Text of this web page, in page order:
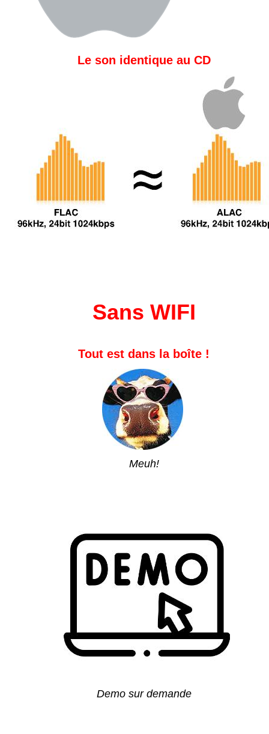
Sans WIFI
Tout est dans la boîte !
Meuh!
Le son identique au CD
Demo sur demande